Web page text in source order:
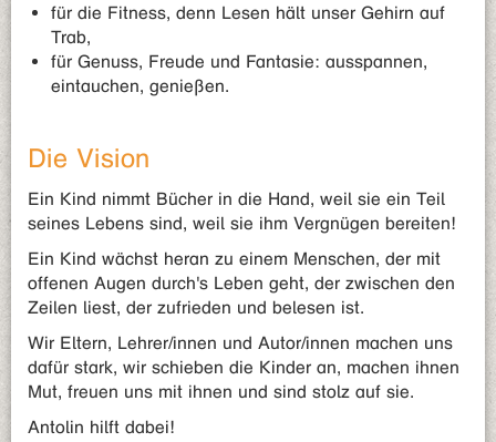
für die Fitness, denn Lesen hält unser Gehirn auf
Trab,
für Genuss, Freude und Fantasie: ausspannen,
eintauchen, genießen.
Die Vision
Ein Kind nimmt Bücher in die Hand, weil sie ein Teil
seines Lebens sind, weil sie ihm Vergnügen bereiten!
Ein Kind wächst heran zu einem Menschen, der mit
offenen Augen durch's Leben geht, der zwischen den
Zeilen liest, der zufrieden und belesen ist.
Wir Eltern, Lehrer/innen und Autor/innen machen uns
dafür stark, wir schieben die Kinder an, machen ihnen
Mut, freuen uns mit ihnen und sind stolz auf sie.
Antolin hilft dabei!